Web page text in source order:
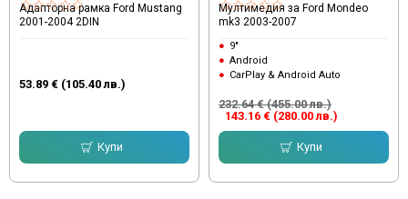
Адапторна рамка Ford Mustang
2001-2004 2DIN
53.89 € (105.40 лв.)
Купи
Мултимедия за Ford Mondeo
mk3 2003-2007
9"
Android
CarPlay & Android Auto
143.16 € (280.00 лв.)
232.64 € (455.00 лв.)
Купи